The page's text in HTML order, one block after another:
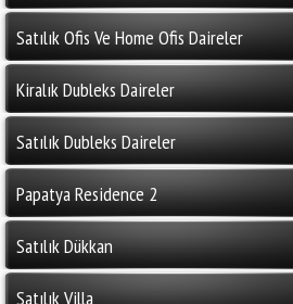
Satılık Ofis Ve Home Ofis Daireler
Kiralık Dubleks Daireler
Satılık Dubleks Daireler
Papatya Residence 2
Satılık Dükkan
Satılık Villa